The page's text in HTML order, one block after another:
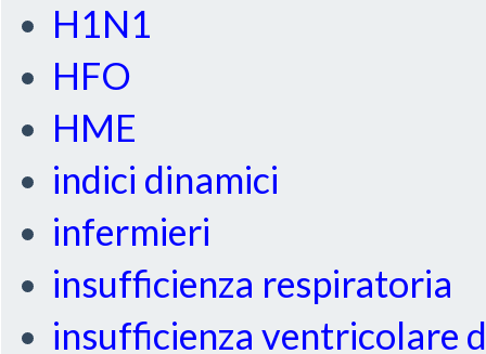
H1N1
HFO
HME
indici dinamici
infermieri
insufficienza respiratoria
insufficienza ventricolare